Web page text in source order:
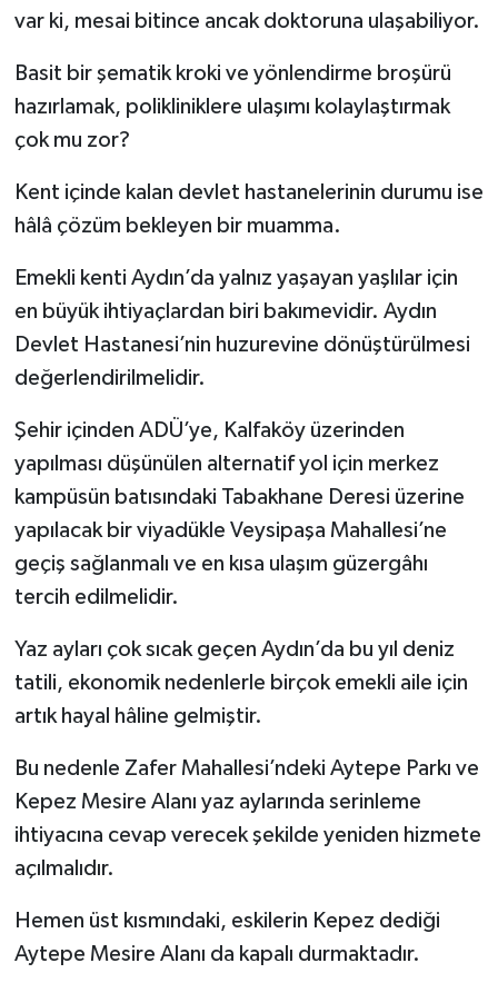
var ki, mesai bitince ancak doktoruna ulaşabiliyor.
Basit bir şematik kroki ve yönlendirme broşürü
hazırlamak, polikliniklere ulaşımı kolaylaştırmak
çok mu zor?
Kent içinde kalan devlet hastanelerinin durumu ise
hâlâ çözüm bekleyen bir muamma.
Emekli kenti Aydın’da yalnız yaşayan yaşlılar için
en büyük ihtiyaçlardan biri bakımevidir. Aydın
Devlet Hastanesi’nin huzurevine dönüştürülmesi
değerlendirilmelidir.
Şehir içinden ADÜ’ye, Kalfaköy üzerinden
yapılması düşünülen alternatif yol için merkez
kampüsün batısındaki Tabakhane Deresi üzerine
yapılacak bir viyadükle Veysipaşa Mahallesi’ne
geçiş sağlanmalı ve en kısa ulaşım güzergâhı
tercih edilmelidir.
Yaz ayları çok sıcak geçen Aydın’da bu yıl deniz
tatili, ekonomik nedenlerle birçok emekli aile için
artık hayal hâline gelmiştir.
Bu nedenle Zafer Mahallesi’ndeki Aytepe Parkı ve
Kepez Mesire Alanı yaz aylarında serinleme
ihtiyacına cevap verecek şekilde yeniden hizmete
açılmalıdır.
Hemen üst kısmındaki, eskilerin Kepez dediği
Aytepe Mesire Alanı da kapalı durmaktadır.